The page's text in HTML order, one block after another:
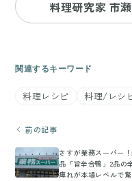
料理研究家 市
関連するキーワード
料理レシピ 料理/レシ
前の記事
さすが業務スーパー
品「旨辛合鴨」2品の
痺れが本場レベルで驚